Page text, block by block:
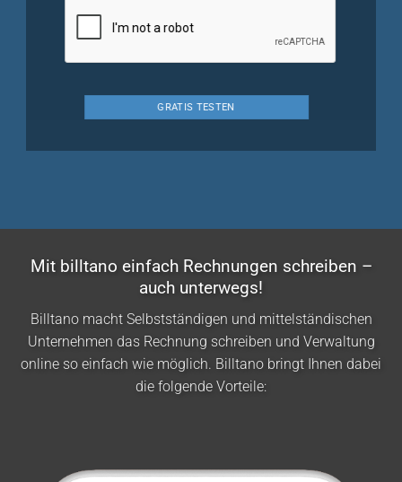
Mit billtano einfach Rechnungen schreiben –
auch unterwegs!
Billtano macht Selbstständigen und mittelständischen
Unternehmen das Rechnung schreiben und Verwaltung
online so einfach wie möglich. Billtano bringt Ihnen dabei
die folgende Vorteile: